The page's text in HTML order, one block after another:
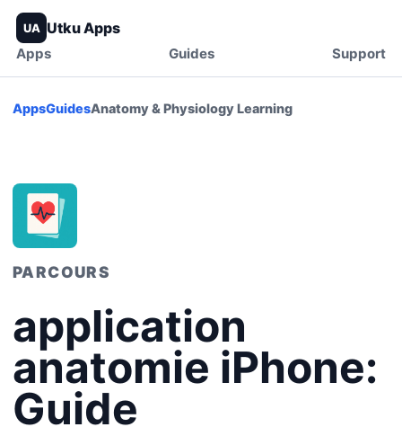
UA Utku Apps
Apps Guides Support
AppsGuidesAnatomy & Physiology Learning
PARCOURS
application
anatomie iPhone:
Guide